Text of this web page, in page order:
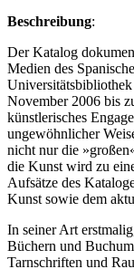
Beschreibung:
Der Katalog
Medien des
November 2006 bis
künstlerisches
ungewöhnlicher
nicht nur die
die Kunst wird zu
Aufsätze des
Kunst sowie dem
In seiner Art
Büchern und
Tarnschriften und